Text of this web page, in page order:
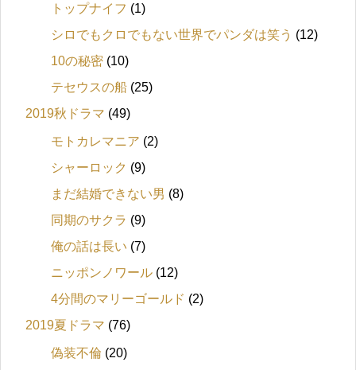
トップナイフ (1)
シロでもクロでもない世界でパンダは笑う (12)
10の秘密 (10)
テセウスの船 (25)
2019秋ドラマ (49)
モトカレマニア (2)
シャーロック (9)
まだ結婚できない男 (8)
同期のサクラ (9)
俺の話は長い (7)
ニッポンノワール (12)
4分間のマリーゴールド (2)
2019夏ドラマ (76)
偽装不倫 (20)